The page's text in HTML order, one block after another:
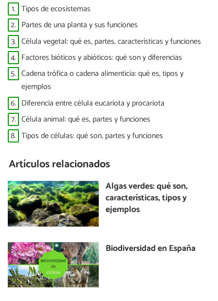
1. Tipos de ecosistemas
2. Partes de una planta y sus funciones
3. Célula vegetal: qué es, partes, características y funciones
4. Factores bióticos y abióticos: qué son y diferencias
5. Cadena trófica o cadena alimenticia: qué es, tipos y
ejemplos
6. Diferencia entre célula eucariota y procariota
7. Célula animal: qué es, partes y funciones
8. Tipos de células: qué son, partes y funciones
Artículos relacionados
Algas verdes: qué son,
características, tipos y
ejemplos
Biodiversidad en España